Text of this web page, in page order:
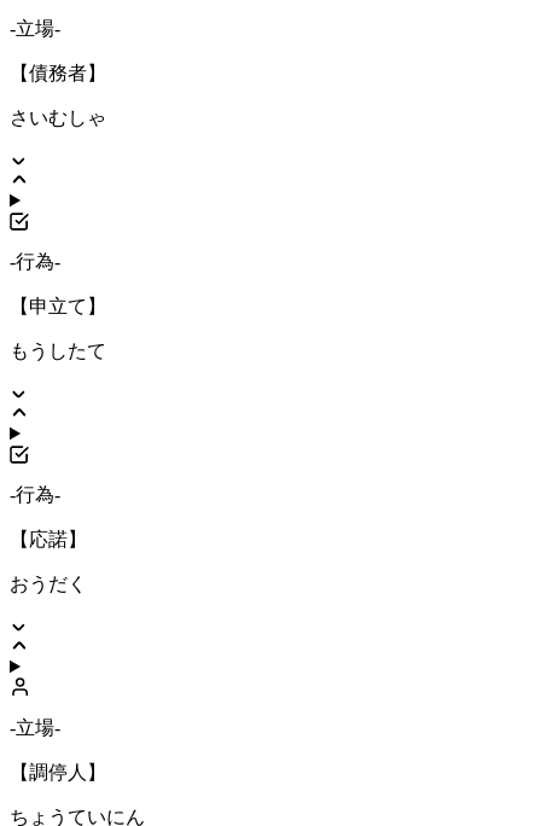
-立場-
【債務者】
さいむしゃ
-行為-
【申立て】
もうしたて
-行為-
【応諾】
おうだく
-立場-
【調停人】
ちょうていにん